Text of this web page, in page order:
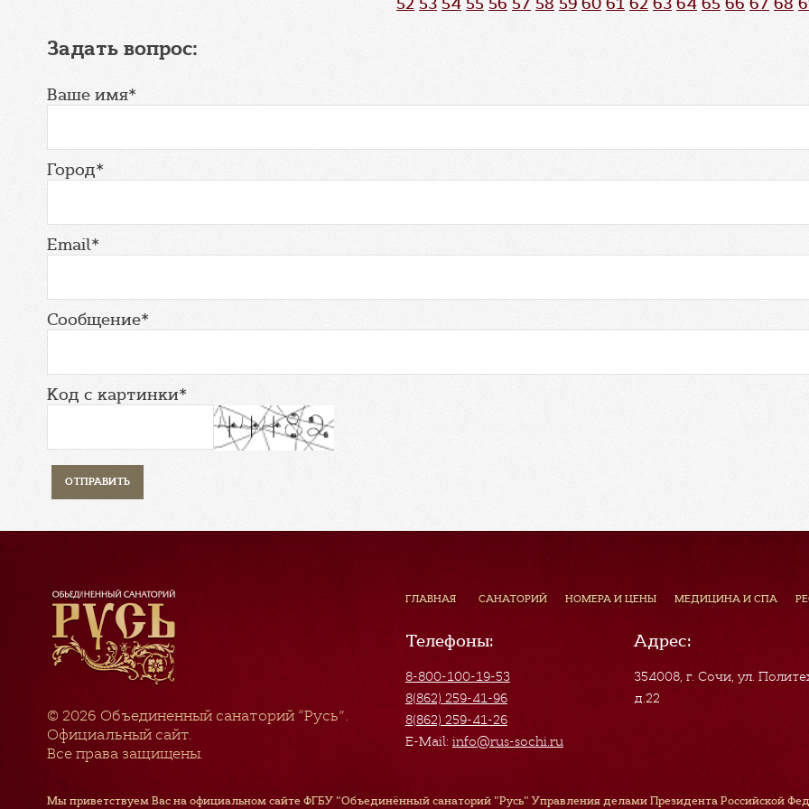
Задать вопрос:
Ваше имя*
Город*
Email*
Сообщение*
Код с картинки*
© 2026 Объединенный санаторий “Русь”.
Официальный сайт.
Все права защищены.
ГЛАВНАЯ САНАТОРИЙ НОМЕРА И ЦЕНЫ МЕДИЦИНА И СПА
Телефоны:
8-800-100-19-53
8(862) 259-41-96
8(862) 259-41-26
E-Mail: info@rus-sochi.ru
Адрес:
354008, г. Сочи,ул.
д.22
Мы приветствуем Вас на официальном сайте ФГБУ "Объединённый санаторий "Русь" Управления делами Президента Российской